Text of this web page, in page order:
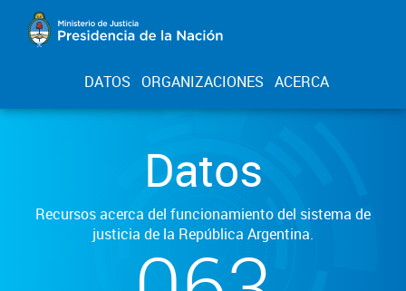
DATOS ORGANIZACIONES ACERCA
Datos
Recursos acerca del funcionamiento del sistema de
justicia de la República Argentina.